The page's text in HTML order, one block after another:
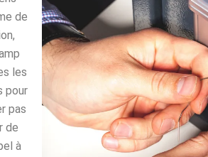
de
les
pour
pas
de
à